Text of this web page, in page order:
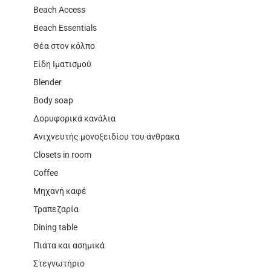
Beach Access
Beach Essentials
Θέα στον κόλπο
Είδη Ιματισμού
Blender
Body soap
Δορυφορικά κανάλια
Ανιχνευτής μονοξειδίου του άνθρακα
Closets in room
Coffee
Μηχανή καφέ
Τραπεζαρία
Dining table
Πιάτα και ασημικά
Στεγνωτήριο